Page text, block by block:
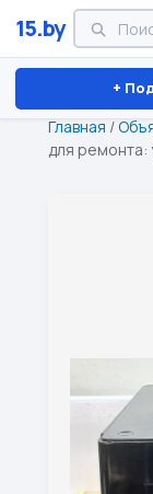
15.by
+
Минск
Главная /
для ремонта: